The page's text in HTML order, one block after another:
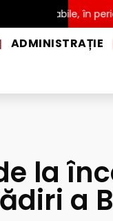
în perioadele
| ADMINISTRAȚIE
la
a